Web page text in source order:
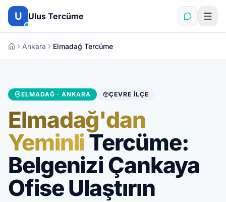
İçeriğe atla
U Ulus Tercüme
Ankara Elmadağ Tercüme
ELMADAĞ · ANKARA ÇEVRE İLÇE
Elmadağ'dan
Yeminli Tercüme:
Belgenizi Çankaya
Ofise Ulaştırın